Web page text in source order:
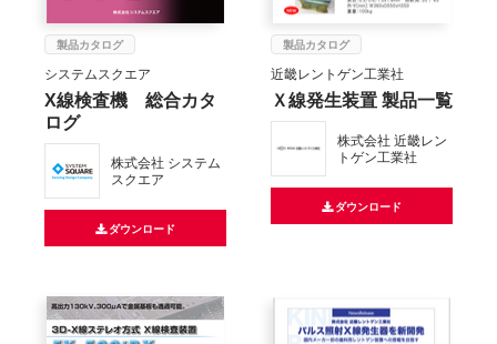
製品カタログ
システムスクエア
X線検査機 総合カタ
ログ
株式会社 システム
スクエア
ダウンロード
製品カタログ
近畿レントゲン工業社
Ｘ線発生装置 製品一覧
株式会社 近畿レン
トゲン工業社
ダウンロード